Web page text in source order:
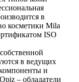
в
косметики Mila
ISO
в ведущих
и
– обладатели